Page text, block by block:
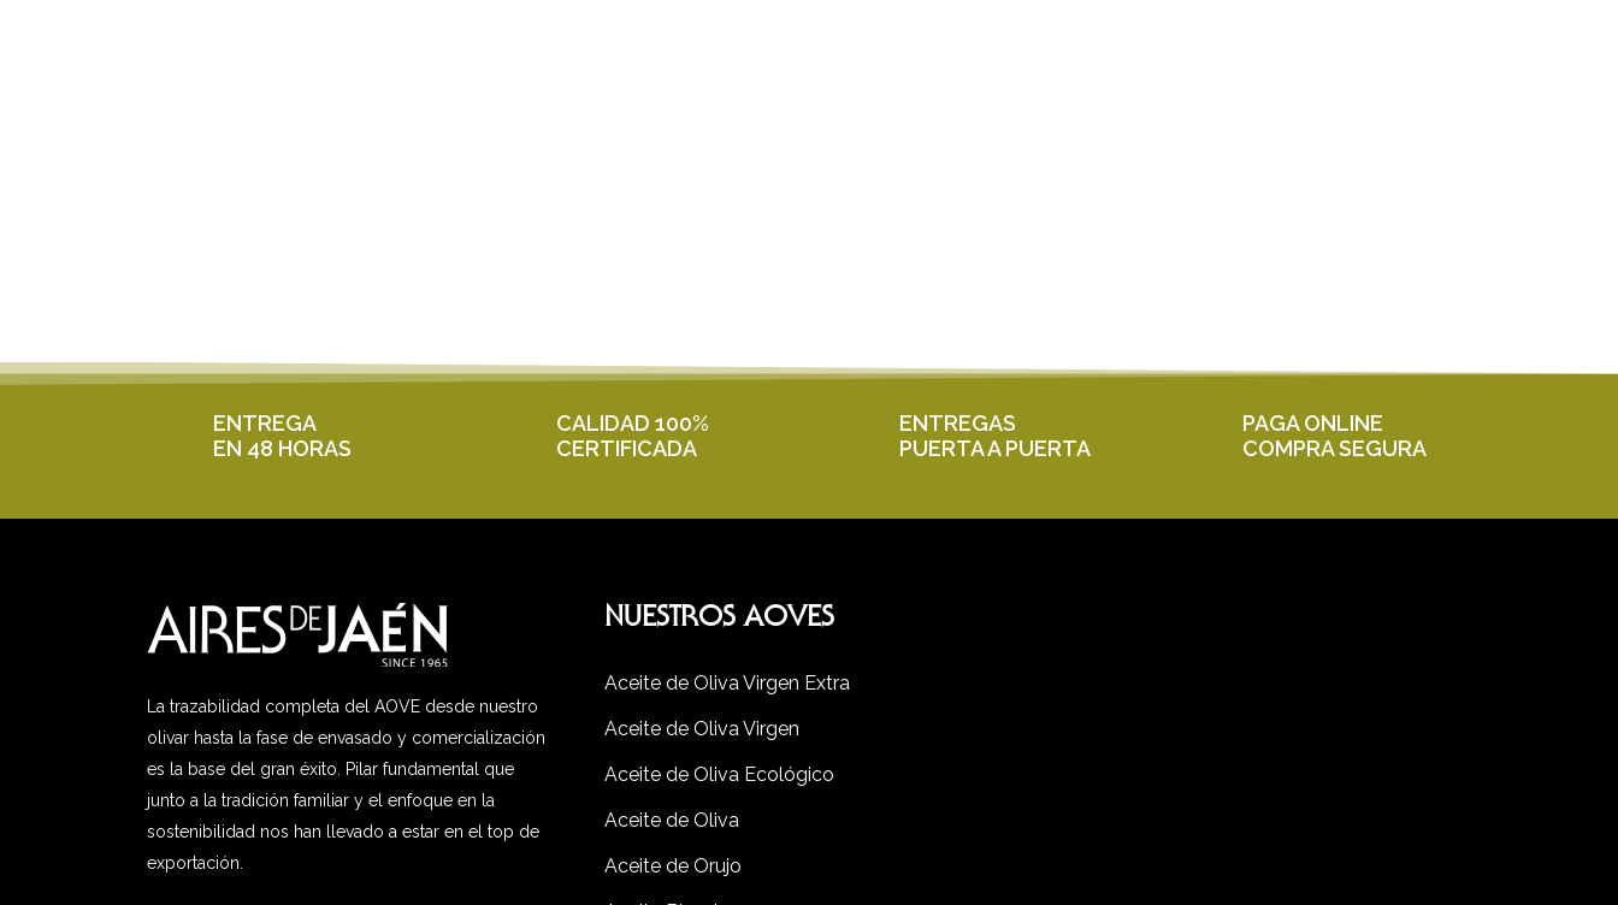
ENTREGA
EN 48 HORAS
CALIDAD 100%
CERTIFICADA
ENTREGAS
PUERTA A PUERTA
PAGA ONLINE
COMPRA SEGURA
La trazabilidad completa del AOVE desde nuestro
olivar hasta la fase de envasado y comercialización
es la base del gran éxito. Pilar fundamental que
junto a la tradición familiar y el enfoque en la
sostenibilidad nos han llevado a estar en el top de
exportación.
NUESTROS AOVES
Aceite de Oliva Virgen Extra
Aceite de Oliva Virgen
Aceite de Oliva Ecológico
Aceite de Oliva
Aceite de Orujo